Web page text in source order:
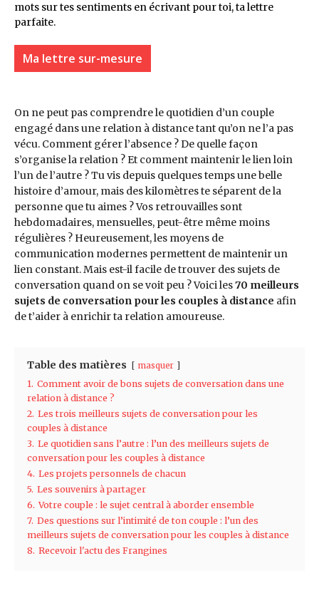
mots sur tes sentiments en écrivant pour toi, ta lettre
parfaite.
Ma lettre sur-mesure
On ne peut pas comprendre le quotidien d’un couple
engagé dans une relation à distance tant qu’on ne l’a pas
vécu. Comment gérer l’absence ? De quelle façon
s’organise la relation ? Et comment maintenir le lien loin
l’un de l’autre ? Tu vis depuis quelques temps une belle
histoire d’amour, mais des kilomètres te séparent de la
personne que tu aimes ? Vos retrouvailles sont
hebdomadaires, mensuelles, peut-être même moins
régulières ? Heureusement, les moyens de
communication modernes permettent de maintenir un
lien constant. Mais est-il facile de trouver des sujets de
conversation quand on se voit peu ? Voici les70 meilleurs
sujets de conversation pour les couples à distance afin
de t’aider à enrichir ta relation amoureuse.
Table des matières masquer
1. Comment avoir de bons sujets de conversation dans une
relation à distance ?
2. Les trois meilleurs sujets de conversation pour les
couples à distance
3. Le quotidien sans l’autre : l’un des meilleurs sujets de
conversation pour les couples à distance
4. Les projets personnels de chacun
5. Les souvenirs à partager
6. Votre couple : le sujet central à aborder ensemble
7. Des questions sur l’intimité de ton couple : l’un des
meilleurs sujets de conversation pour les couples à distance
8. Recevoir l'actu des Frangines